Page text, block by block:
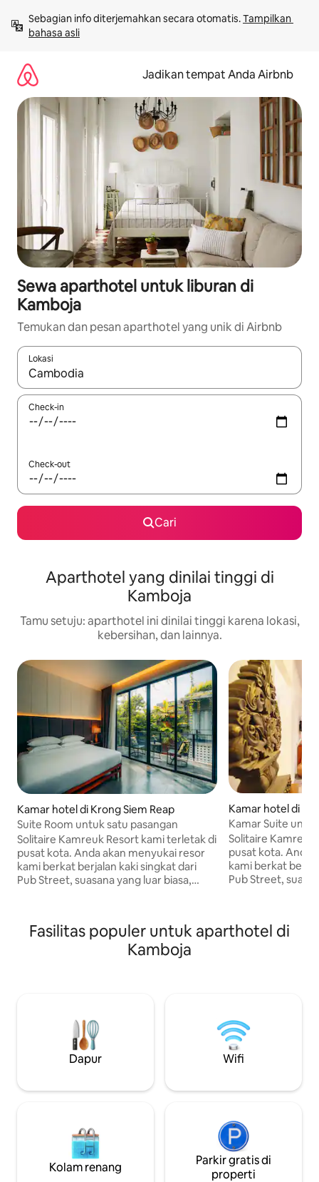
langsung
lihat
Sebagian info diterjemahkan secara otomatis. Tampilkan
bahasa asli
Jadikan tempat Anda Airbnb
Sewa aparthotel untuk liburan di
Kamboja
Temukan dan pesan aparthotel yang unik di Airbnb
Lokasi
Jika hasil yang dicari tersedia, telusuri dengan tombol panah
Check-in
Check-out
Cari
Aparthotel yang dinilai tinggi di
Kamboja
Tamu setuju: aparthotel ini dinilai tinggi karena lokasi,
kebersihan, dan lainnya.
Kamar hotel di Krong Siem Reap
Suite Room untuk satu pasangan
Solitaire Kamreuk Resort kami terletak di
pusat kota. Anda akan menyukai resor
kami berkat berjalan kaki singkat dari
Pub Street, suasana yang luar biasa,
1 km dari King Road - 1,2 km dari pusat
Perdagangan Angkor - 1.3 Platinum
Cineplex Siem Reap - 7 km dari Pasar
Kamar hotel di
Kamar Suite
Gratis
Solitaire
pusat kota. Anda akan menyukai resor
kami berkat
Pub Street,
1 km dari King
Fasilitas populer untuk aparthotel di
Kamboja
Dapur Wifi
Kolam renang
Parkir gratis di
properti